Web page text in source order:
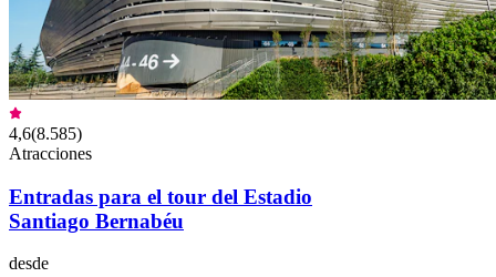
4,6(8.585)
Atracciones
Entradas para el tour del Estadio
Santiago Bernabéu
desde